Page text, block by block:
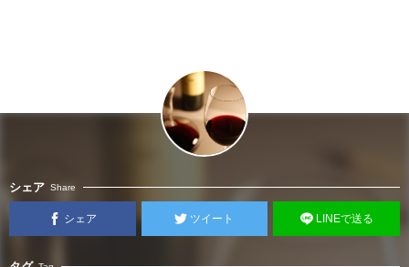
シェア Share
シェア ツイート LINEで送る